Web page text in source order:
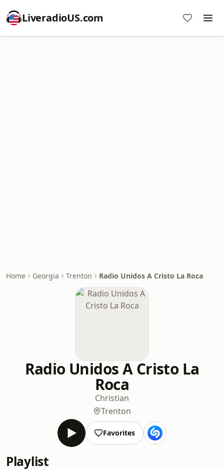
LiveradioUS.com
Home Georgia Trenton Radio Unidos A Cristo La Roca
Radio Unidos A Cristo La
Roca
Christian
Trenton
Favorites
Playlist